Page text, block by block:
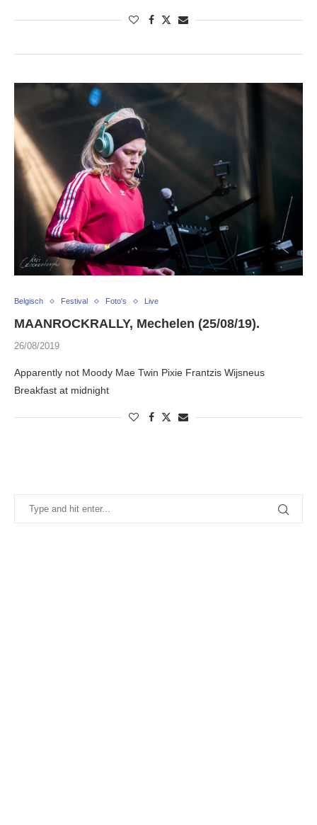
Belgisch Festival Foto's Live
MAANROCKRALLY, Mechelen (25/08/19).
26/08/2019
Apparently not Moody Mae Twin Pixie Frantzis Wijsneus
Breakfast at midnight